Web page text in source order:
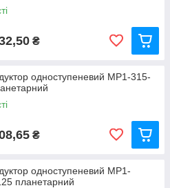
₴
одноступеневий МР1-315-
₴
одноступеневий МР1-
планетарний